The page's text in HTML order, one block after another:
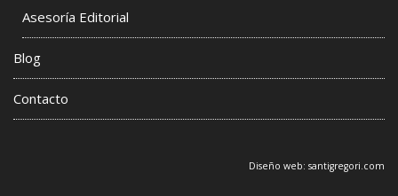
Asesoría Editorial
Blog
Contacto
Diseño web: santigregori.com